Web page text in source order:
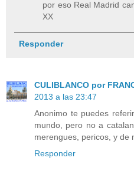
por eso Real Madrid
XX
Responder
CULIBLANCO por
2013 a las 23:47
Anonimo te puedes
mundo, pero no a
merengues, pericos, y de
Responder